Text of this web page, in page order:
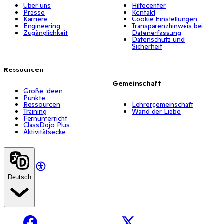
Über uns
Presse
Karriere
Engineering
Zugänglichkeit
Ressourcen
Große Ideen
Punkte
Ressourcen
Training
Fernunterricht
ClassDojo Plus
Aktivitätsecke
Hilfecenter
Kontakt
Cookie Einstellungen
Transparenzhinweis bei
Datenerfassung
Datenschutz und
Sicherheit
Gemeinschaft
Lehrergemeinschaft
Wand der Liebe
Deutsch
Facebook X